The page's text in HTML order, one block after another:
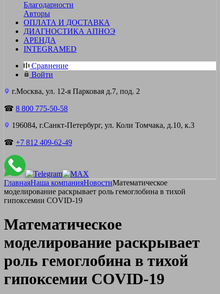
Благодарности
Авторы
ОПЛАТА И ДОСТАВКА
ДИАГНОСТИКА АПНОЭ
АРЕНДА
INTEGRAMED
Сравнение
Войти
г.Москва, ул. 12-я Парковая д.7, под. 2
☎ 8 800 775-50-58
196084, г.Санкт-Петербург, ул. Коли Томчака, д.10, к.3
☎ +7 812 409-62-49
ГлавнаяНаша компанияНовостиМатематическое
моделирование раскрывает роль гемоглобина в тихой
гипоксемии COVID-19
Математическое
моделирование раскрывает
роль гемоглобина в тихой
гипоксемии COVID-19